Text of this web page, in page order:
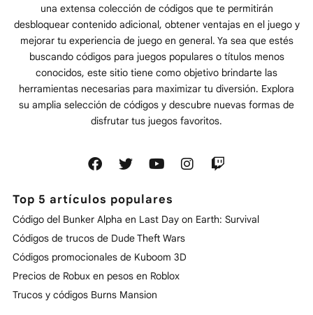
una extensa colección de códigos que te permitirán
desbloquear contenido adicional, obtener ventajas en el juego y
mejorar tu experiencia de juego en general. Ya sea que estés
buscando códigos para juegos populares o títulos menos
conocidos, este sitio tiene como objetivo brindarte las
herramientas necesarias para maximizar tu diversión. Explora
su amplia selección de códigos y descubre nuevas formas de
disfrutar tus juegos favoritos.
Top 5 artículos populares
Código del Bunker Alpha en Last Day on Earth: Survival
Códigos de trucos de Dude Theft Wars
Códigos promocionales de Kuboom 3D
Precios de Robux en pesos en Roblox
Trucos y códigos Burns Mansion